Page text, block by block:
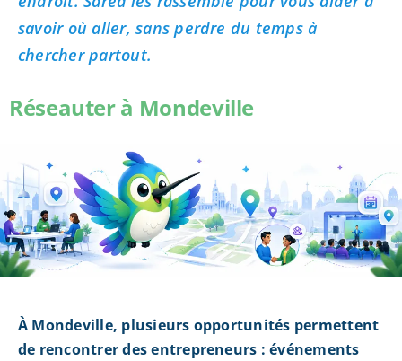
savoir où aller, sans perdre du temps à
chercher partout.
Réseauter à Mondeville
À Mondeville, plusieurs opportunités permettent
de rencontrer des entrepreneurs : événements